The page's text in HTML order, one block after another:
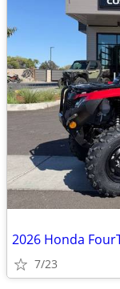
7/23